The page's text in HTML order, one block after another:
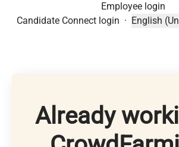
Employee login
Candidate Connect login ·
Change
English
Already